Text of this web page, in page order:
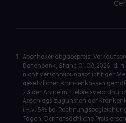
1
Apothekenabgabepreis:
Datenbank, Stand 01.08.2026, d.
nicht verschreibungspflichtiger
gesetzlicher Krankenkassen gemäß
2,3 der
Abschlags zugunsten der
i.H.v. 5% bei
Tagen. Der tatsächliche Preis